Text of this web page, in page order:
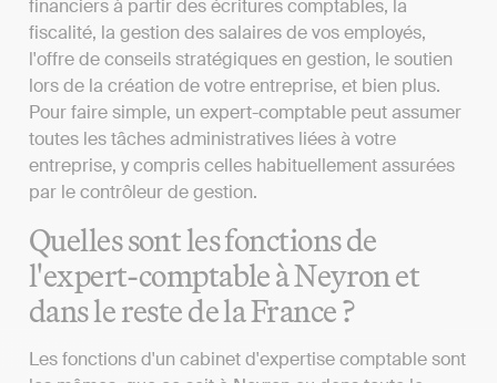
financiers à partir des écritures comptables, la
fiscalité, la gestion des salaires de vos employés,
l'offre de conseils stratégiques en gestion, le soutien
lors de la création de votre entreprise, et bien plus.
Pour faire simple, un expert-comptable peut assumer
toutes les tâches administratives liées à votre
entreprise, y compris celles habituellement assurées
par le contrôleur de gestion.
Quelles sont les fonctions de
l'expert-comptable à Neyron et
dans le reste de la France ?
Les fonctions d'un cabinet d'expertise comptable sont